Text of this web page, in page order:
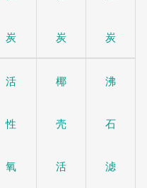
炭 炭 炭
活
性
氧
椰
壳
活
沸
石
滤